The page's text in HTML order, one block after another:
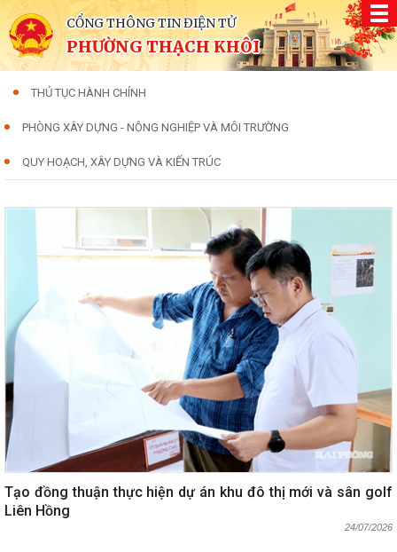
CỔNG THÔNG TIN ĐIỆN TỬ
PHƯỜNG THẠCH KHÔI
THỦ TỤC HÀNH CHÍNH
PHÒNG XÂY DỰNG - NÔNG NGHIỆP VÀ MÔI TRƯỜNG
QUY HOẠCH, XÂY DỰNG VÀ KIẾN TRÚC
Tạo đồng thuận thực hiện dự án khu đô thị mới và sân golf
Liên Hồng
24/07/2026